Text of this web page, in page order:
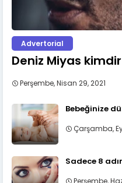
Advertorial
Deniz Miyas
Perşembe, Nisan 29, 2021
Bebeğinize
Çarşamba,
Sadece 8
Perşembe,